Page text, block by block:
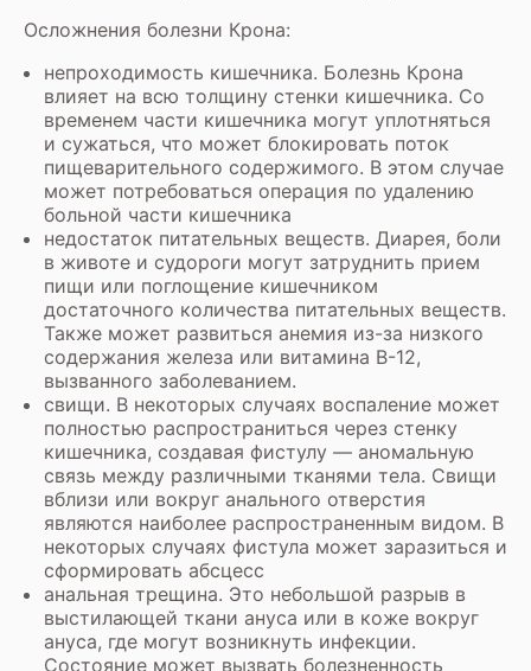
Осложнения болезни Крона:
непроходимость кишечника. Болезнь Крона
влияет на всю толщину стенки кишечника. Со
временем части кишечника могут уплотняться
и сужаться, что может блокировать поток
пищеварительного содержимого. В этом случае
может потребоваться операция по удалению
больной части кишечника
недостаток питательных веществ. Диарея, боли
в животе и судороги могут затруднить прием
пищи или поглощение кишечником
достаточного количества питательных веществ.
Также может развиться анемия из-за низкого
содержания железа или витамина B-12,
вызванного заболеванием.
свищи. В некоторых случаях воспаление может
полностью распространиться через стенку
кишечника, создавая фистулу — аномальную
связь между различными тканями тела. Свищи
вблизи или вокруг анального отверстия
являются наиболее распространенным видом. В
некоторых случаях фистула может заразиться и
сформировать абсцесс
анальная трещина. Это небольшой разрыв в
выстилающей ткани ануса или в коже вокруг
ануса, где могут возникнуть инфекции.
Состояние может вызвать болезненность